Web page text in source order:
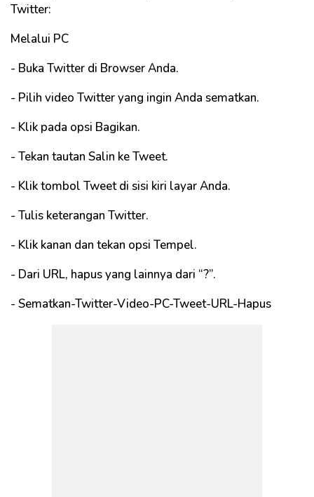
Twitter:
Melalui PC
- Buka Twitter di Browser Anda.
- Pilih video Twitter yang ingin Anda sematkan.
- Klik pada opsi Bagikan.
- Tekan tautan Salin ke Tweet.
- Klik tombol Tweet di sisi kiri layar Anda.
- Tulis keterangan Twitter.
- Klik kanan dan tekan opsi Tempel.
- Dari URL, hapus yang lainnya dari “?”.
- Sematkan-Twitter-Video-PC-Tweet-URL-Hapus